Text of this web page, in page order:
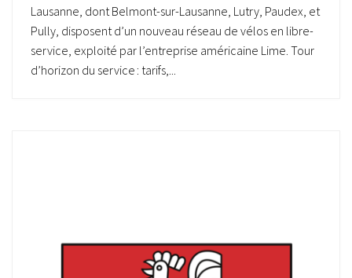
Lausanne, dont Belmont-sur-Lausanne, Lutry, Paudex, et
Pully, disposent d’un nouveau réseau de vélos en libre-
service, exploité par l’entreprise américaine Lime. Tour
d’horizon du service : tarifs,...